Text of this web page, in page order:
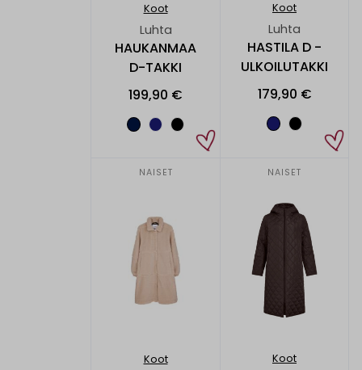
Koot
Luhta
HAUKANMAA
D-TAKKI
199,90 €
Koot
Luhta
HASTILA D -
ULKOILUTAKKI
179,90 €
NAISET
Koot
NAISET
Koot